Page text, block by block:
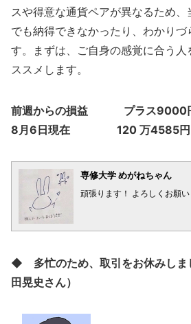
スや得意な通貨ペアが異なるため
でも納得できなかったり、わかり
す。まずは、ご自身の感覚に合う
ススメします。
前週からの損益 プラス9000
8月6日現在 120 万4585円
専修大学 めがねちゃん
頑張ります！ よろしくお願い
◆ 多忙のため、取引をお休みしま
田晃史さん）